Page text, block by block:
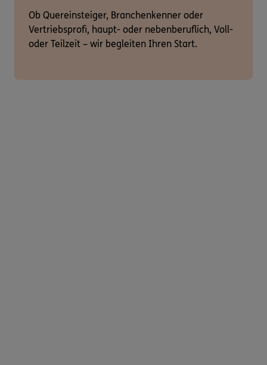
Ob Quereinsteiger, Branchenkenner oder
Vertriebsprofi, haupt- oder nebenberuflich, Voll-
oder Teilzeit – wir begleiten Ihren Start.